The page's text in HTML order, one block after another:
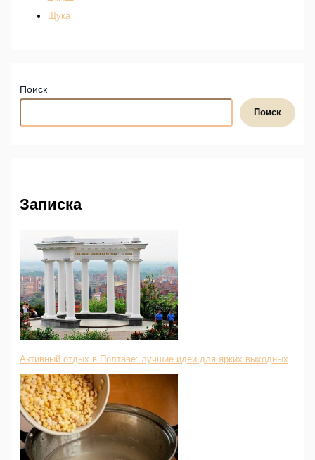
Щука
Поиск
Поиск
Записка
Активный отдых в Полтаве: лучшие идеи для ярких выходных